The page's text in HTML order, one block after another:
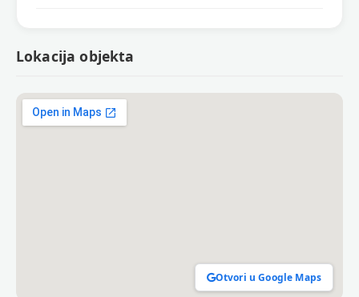
Lokacija objekta
Otvori u Google Maps